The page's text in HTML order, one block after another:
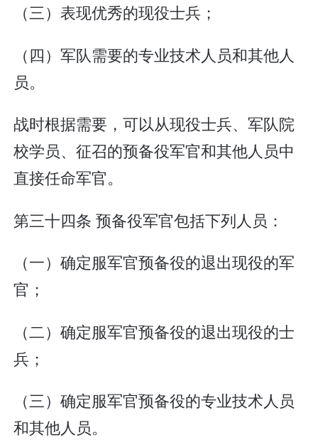
（三）表现优秀的现役士兵；
（四）军队需要的专业技术人员和其他人
员。
战时根据需要，可以从现役士兵、军队院
校学员、征召的预备役军官和其他人员中
直接任命军官。
第三十四条 预备役军官包括下列人员：
（一）确定服军官预备役的退出现役的军
官；
（二）确定服军官预备役的退出现役的士
兵；
（三）确定服军官预备役的专业技术人员
和其他人员。